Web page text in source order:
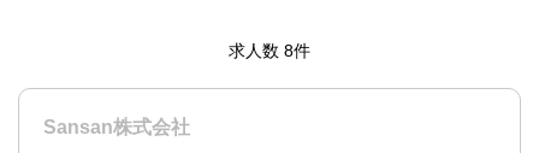
求人数 8件
Sansan株式会社